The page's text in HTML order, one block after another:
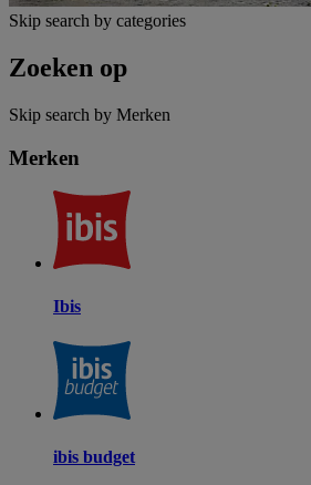
Skip search by categories
Zoeken op
Skip search by Merken
Merken
Ibis
ibis budget